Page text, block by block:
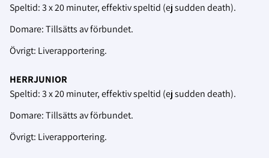
Speltid: 3 x 20 minuter, effektiv speltid (ej sudden death).
Domare: Tillsätts av förbundet.
Övrigt: Liverapportering.
HERRJUNIOR
Speltid: 3 x 20 minuter, effektiv speltid (ej sudden death).
Domare: Tillsätts av förbundet.
Övrigt: Liverapportering.